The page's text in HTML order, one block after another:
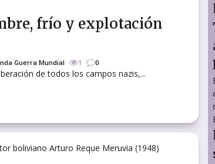
frío y explotación
Guerra Mundial 1 0
de todos los campos nazis,...